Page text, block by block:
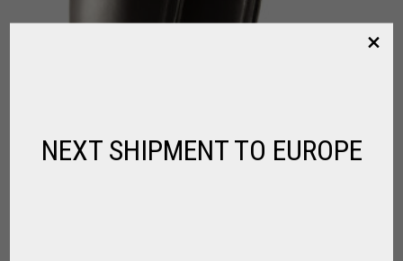
NEXT SHIPMENT TO EUROPE